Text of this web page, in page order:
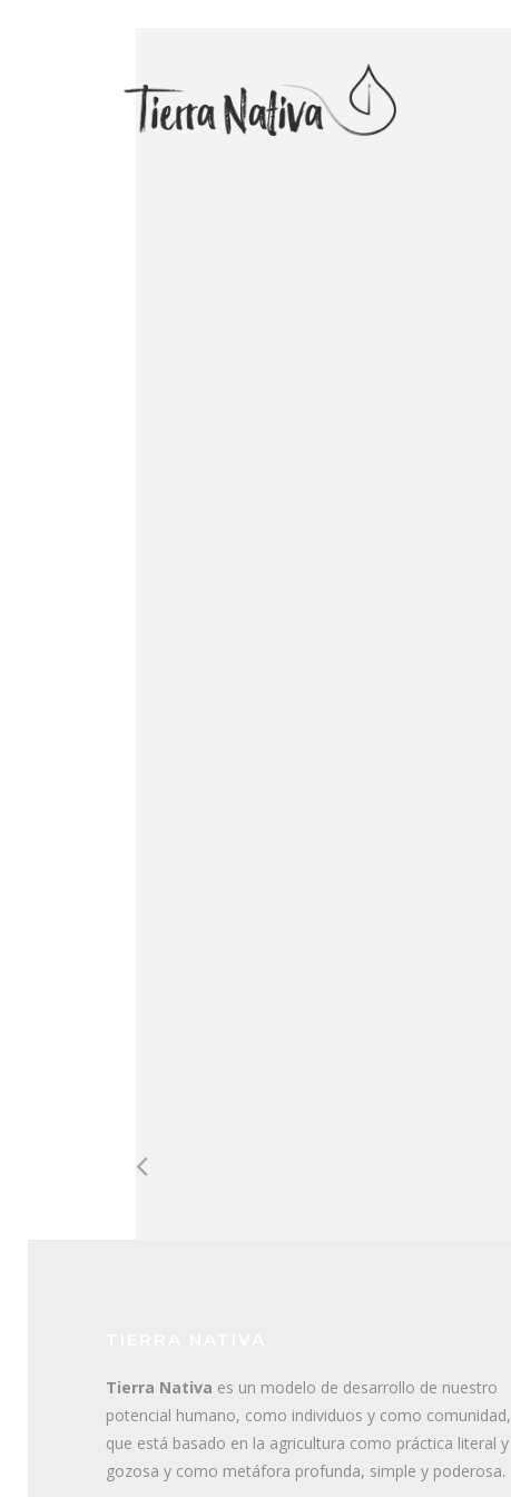
Tierra Nativa es un modelo de desarrollo de nuestro
potencial humano, como individuos y como comunidad,
que está basado en la agricultura como práctica literal y
gozosa y como metáfora profunda, simple y poderosa.